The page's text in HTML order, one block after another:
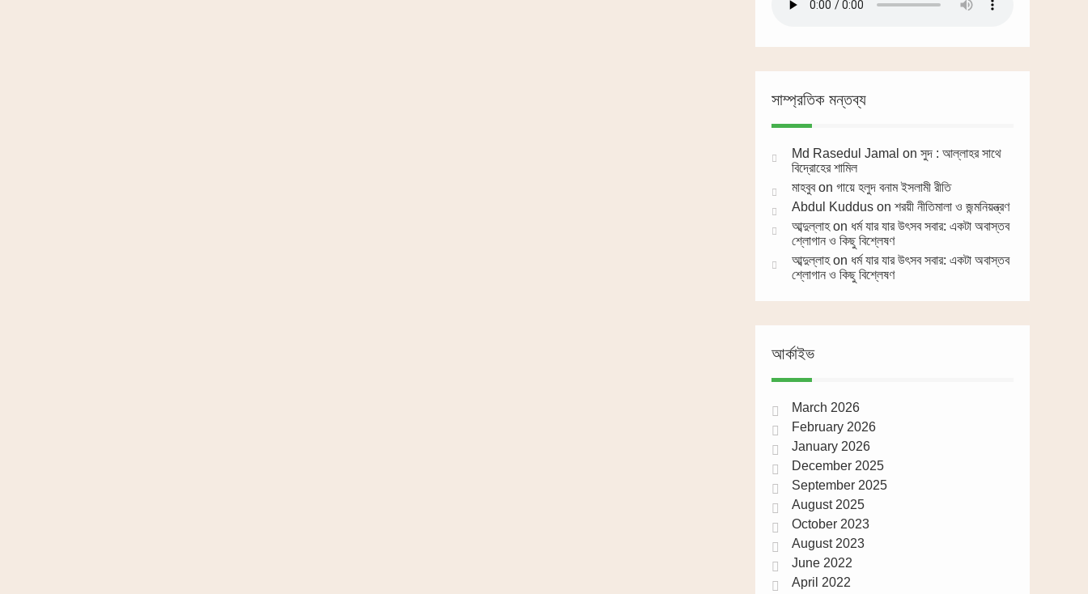
সাম্প্রতিক মন্তব্য
Md Rasedul Jamal on সুদ : আল্লাহর সাথে
বিদ্রোহের শামিল
মাহবুবon গায়ে হলুদ বনাম ইসলামী রীতি
Abdul Kuddus on শরয়ী নীতিমালা ও জন্মনিয়ন্ত্রণ
আব্দুল্লাহon ধর্ম যার যার উৎসব সবার: একটা অবাস্তব
শ্লোগান ও কিছু বিশ্লেষণ
আব্দুল্লাহon ধর্ম যার যার উৎসব সবার: একটা অবাস্তব
শ্লোগান ও কিছু বিশ্লেষণ
আর্কাইভ
March 2026
February 2026
January 2026
December 2025
September 2025
August 2025
October 2023
August 2023
June 2022
April 2022